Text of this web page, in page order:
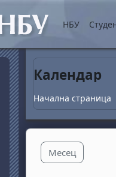
Прескочи на
НБУ
Календар
Начална страница
Месец